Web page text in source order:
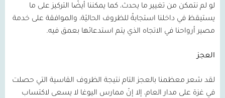
لو لم نتمكن من تغيير ما يحدث، كما يمكننا أيضًا التركيز على ما
يستيقظ في داخلنا استجابةً للظروف الحاليّة، والموافقة على خدمة
مصير أرواحنا في الاتجاه الذي يتم استدعائها بعمق فيه.
العجز
لقد شعر معظمنا بالعجز التام نتيجة الظروف القاسية التي حصلت
في غزة على مدار العام، إلا إنّ ممارس اليوغا لا يسعى لاكتساب